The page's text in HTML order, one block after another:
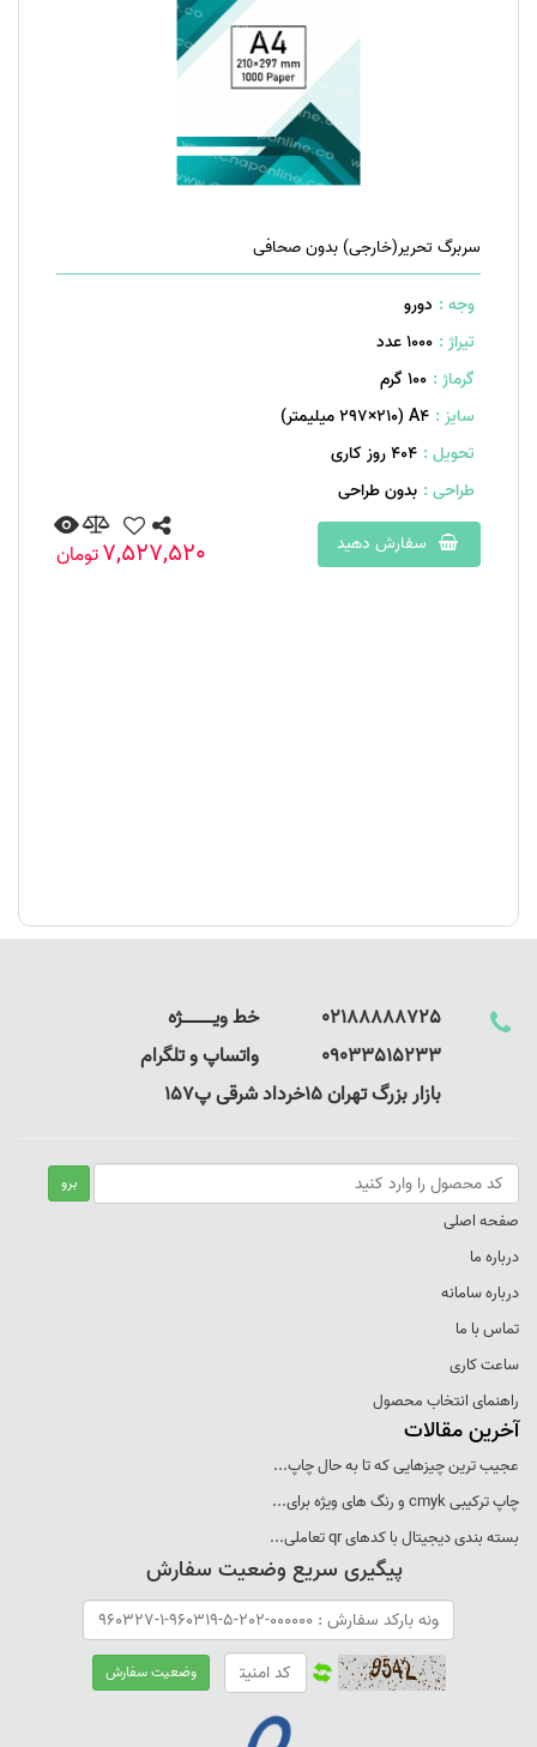
سربرگ تحریر(خارجی) بدون صحافی
وجه : دورو
تیراژ : 1000 عدد
گرماژ : ۱۰۰ گرم
سایز : A۴ (۲۹۷×۲۱۰ میلیمتر)
تحویل : 404 روز کاری
طراحی : بدون طراحی
سفارش دهید
7,527,520تومان
02188888725 خط ویـــــــــــــژه
09033515233 واتساپ و تلگرام
بازار بزرگ تهران 15خرداد شرقی پ157
صفحه اصلی
درباره ما
درباره سامانه
تماس با ما
ساعت کاری
راهنمای انتخاب محصول
آخرین مقالات
عجيب ترين چيزهايی که تا به حال چاپ...
چاپ ترکيبی cmyk و رنگ های ويژه برای...
بسته بندی ديجيتال با کدهای qr تعاملی...
پیگیری سریع وضعیت سفارش